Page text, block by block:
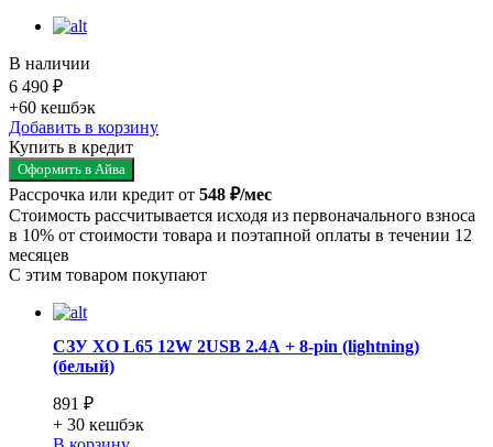
В наличии
6 490 ₽
+60 кешбэк
Добавить в корзину
Купить в кредит
Оформить в Айва
Рассрочка или кредит от 548 ₽/мес
Стоимость рассчитывается исходя из первоначального взноса
в 10% от стоимости товара и поэтапной оплаты в течении 12
месяцев
С этим товаром покупают
СЗУ XO L65 12W 2USB 2.4А + 8-pin (lightning)
(белый)
891 ₽
+ 30 кешбэк